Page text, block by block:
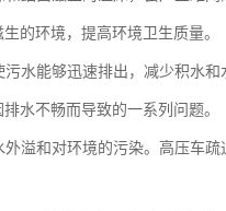
的环境，提高环境卫生质量。
水能够迅速排出，减少积水
水不畅而导致的一系列问题。
溢和对环境的污染。高压车